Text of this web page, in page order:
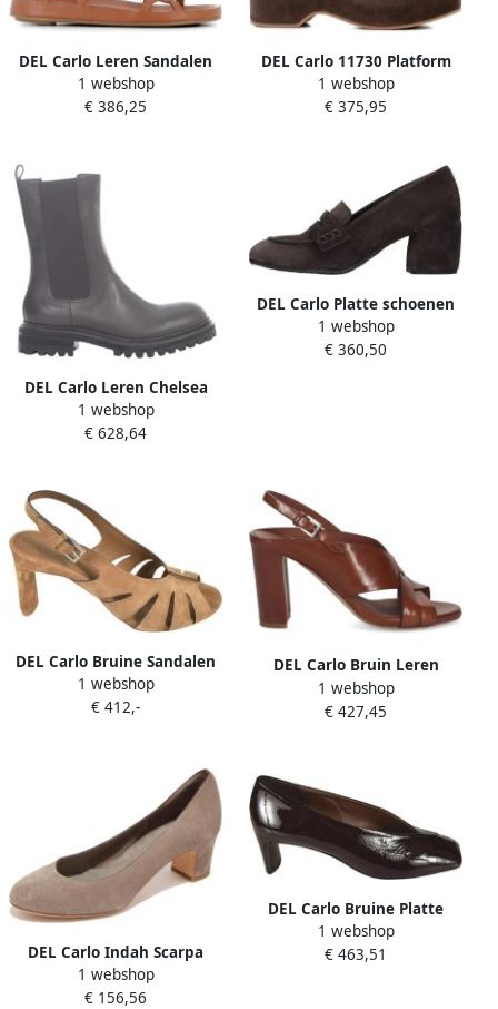
DEL Carlo Leren Sandalen
1 webshop
€ 386,25
DEL Carlo 11730 Platform
Sandal
1 webshop
€ 375,95
DEL Carlo Leren Chelsea
Boots met Profielzool
1 webshop
€ 628,64
DEL Carlo Platte schoenen
Bruin
1 webshop
€ 360,50
DEL Carlo Bruine Sandalen
voor Stijlvolle Look
1 webshop
€ 412,-
DEL Carlo Bruin Leren
Gekruiste Banden Sandalen
1 webshop
€ 427,45
DEL Carlo Indah Scarpa
Leisteen Schoenen
1 webshop
€ 156,56
DEL Carlo Bruine Platte
Pumps
1 webshop
€ 463,51